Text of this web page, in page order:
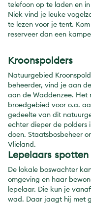
telefoon op te laden en
Niek vind je leuke
te lezen voor je tent.
reserveer dan een
Kroonspolders
Natuurgebied
beheerder, vind je aan
aan de Waddenzee. Het
broedgebied voor o.a.
gedeelte van dit
echter dieper de polders
doen. Staatsbosbeheer
Vlieland.
Lepelaars
De lokale boswachter
omgeving en haar
lepelaar. Die kun je
wad. Daar jaagt hij met